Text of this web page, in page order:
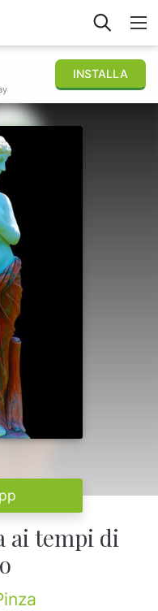
INSTALLA
ai tempi di